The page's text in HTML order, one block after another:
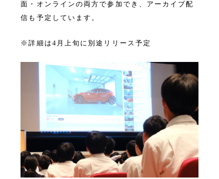
面・オンラインの両方で参加でき、アーカイブ配
信も予定しています。
※詳細は4月上旬に別途リリース予定